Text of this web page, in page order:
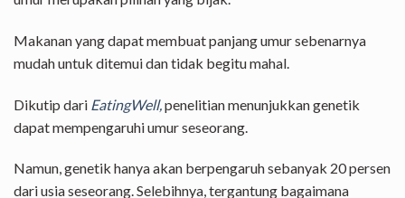
Makanan yang dapat membuat panjang umur sebenarnya
mudah untuk ditemui dan tidak begitu mahal.
Dikutip dari EatingWell, penelitian menunjukkan genetik
dapat mempengaruhi umur seseorang.
Namun, genetik hanya akan berpengaruh sebanyak 20 persen
dari usia seseorang. Selebihnya, tergantung bagaimana